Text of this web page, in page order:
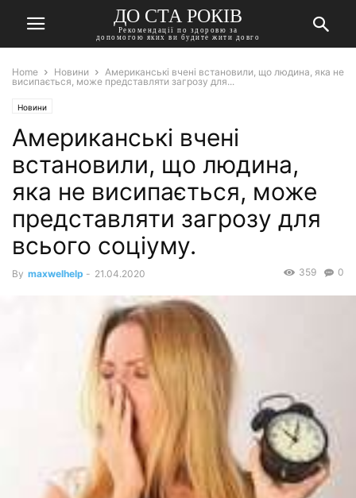
ДО СТА РОКІВ
Рекомендації по здоровю за
допомогою яких ви будите жити довго
Home Новини
Американські вчені встановили, що людина, яка не
висипається, може представляти загрозу для...
Новини
Американські вчені
встановили, що людина,
яка не висипається, може
представляти загрозу для
всього соціуму.
By maxwelhelp - 21.04.2020 0
359